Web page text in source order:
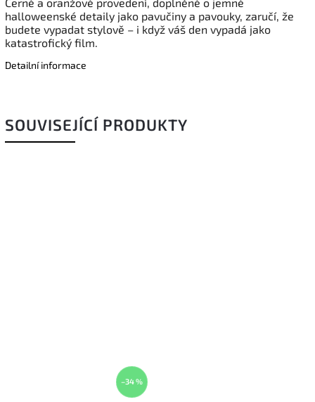
halloweenské detaily jako pavučiny a pavouky, zaručí, že
budete vypadat stylově – i když váš den vypadá jako
katastrofický film.
Detailní informace
SOUVISEJÍCÍ PRODUKTY
–34 %